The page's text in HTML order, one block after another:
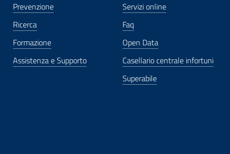
Prevenzione
Ricerca
Formazione
Assistenza e Supporto
Servizi online
Faq
Open Data
Casellario centrale infortuni
Superabile